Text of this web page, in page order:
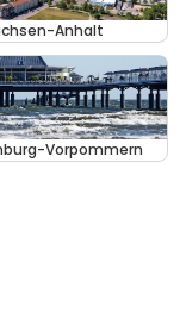
Anhalt
Vorpommern